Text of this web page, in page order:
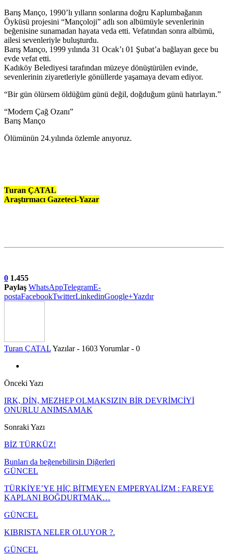
Barış Manço, 1990’lı yılların sonlarına doğru Kaplumbağanın
Öyküsü projesini “Mançoloji” adlı son albümüyle sevenlerinin
beğenisine sunamadan hayata veda etti. Vefatından sonra albümü,
ailesi sevenleriyle buluşturdu.
Barış Manço, 1999 yılında 31 Ocak’ı 01 Şubat’a bağlayan gece bu
evde vefat etti.
Kadıköy Belediyesi tarafından müzeye dönüştürülen evinde,
sevenlerinin ziyaretleriyle gönüllerde yaşamaya devam ediyor.
“Bir gün ölürsem öldüğüm günü değil, doğduğum günü hatırlayın.”
“Modern Çağ Ozanı”
Barış Manço
Ölümünün 24.yılında özlemle anıyoruz.
Turan ÇATAL
Araştırmacı Gazeteci-Yazar
0 1.455
Paylaş WhatsAppTelegramE-
postaFacebookTwitterLinkedinGoogle+Yazdır
Turan ÇATALYazılar - 1603Yorumlar - 0
Önceki Yazı
IRK, DİN, MEZHEP OLMAKSIZIN BİR DEVRİMCİYİ
ONURLU ANIMSAMAK
Sonraki Yazı
BİZ TÜRKÜZ!
Bunları da beğenebilirsin Diğerleri
GÜNCEL
TÜRKİYE’YE HİÇ BİTMEYEN EMPERYALİZM : FAREYE
KAPLANI BOĞDURTMAK…
GÜNCEL
KIBRISTA NELER OLUYOR ?.
GÜNCEL